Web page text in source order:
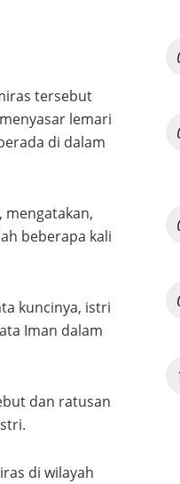
tersebut
lemari
di dalam
mengatakan,
beberapa kali
kuncinya, istri
Iman dalam
dan ratusan
di wilayah